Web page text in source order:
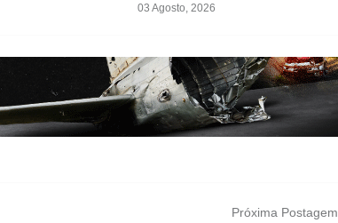
03 Agosto, 2026
Próxima Postagem